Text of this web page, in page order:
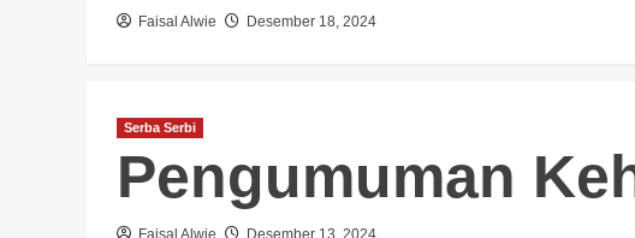
Faisal Alwie Desember 18, 2024
Serba Serbi
Pengumuman
Faisal Alwie Desember 13, 2024